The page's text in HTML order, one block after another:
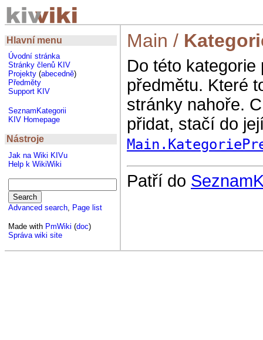
Hlavní menu
Úvodní stránka
Stránky členů KIV
Projekty (abecedně)
Předměty
Support KIV
SeznamKategorii
KIV Homepage
Nástroje
Jak na Wiki KIVu
Help k WikiWiki
Advanced search, Page list
Made with PmWiki (doc)
Správa wiki site
Main /
Do této
předmětu. Které
stránky nahoře.
přidat, stačí do
Patří do